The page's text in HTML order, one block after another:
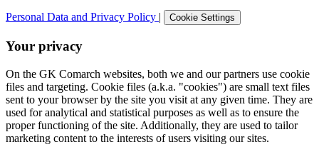
Personal Data and Privacy Policy | Cookie Settings
Your privacy
On the GK Comarch websites, both we and our partners use cookie
files and targeting. Cookie files (a.k.a. "cookies") are small text files
sent to your browser by the site you visit at any given time. They are
used for analytical and statistical purposes as well as to ensure the
proper functioning of the site. Additionally, they are used to tailor
marketing content to the interests of users visiting our sites.